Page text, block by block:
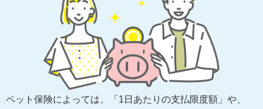
ペット保険によっては、「1日あたりの支払限度額」や、